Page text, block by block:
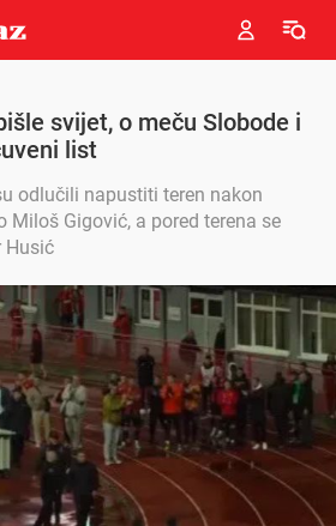
svijet, o meču Slobode i
list
odlučili napustiti teren nakon
Miloš Gigović, a pored terena se
Husić